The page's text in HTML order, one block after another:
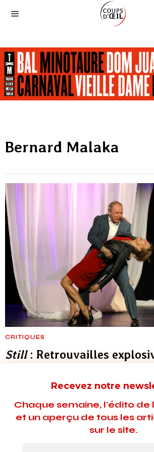
Bernard Malaka
CRITIQUES
Still: Retrouvailles
Créée au Théâtre du Chien qui fume
Off Avignon, l’adaptation française de ce
Lia Romeo, réunit Florence Pernel et
une partition fine et tendue. Mise en scène
cette confrontation amoureuse glisse
tendresse aux déflagrations idéologiques.
Recevez notre
Chaque semaine, l'édito
et un aperçu de tous les
sur le site.